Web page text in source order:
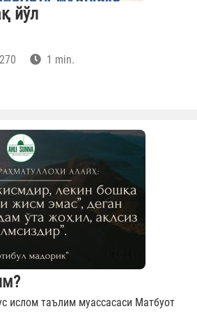
йўл
1 min.
ислом таълим муассасаси Матбуот